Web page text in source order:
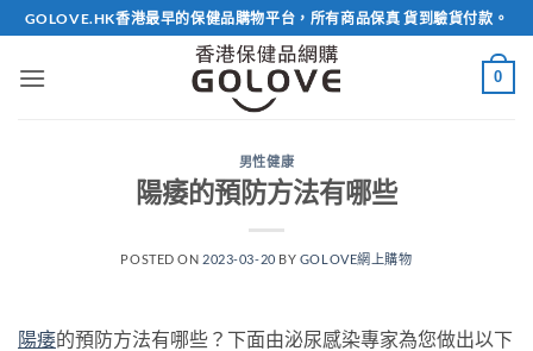
Skip
to
content
GOLOVE.HK香港最早的保健品購物平台，所有商品保真 貨到驗貨付款。
0
男性健康
陽痿的預防方法有哪些
POSTED ON 2023-03-20 BY GOLOVE網上購物
陽痿的預防方法有哪些？下面由泌尿感染專家為您做出以下